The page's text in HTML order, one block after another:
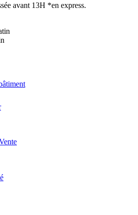
avant 13H *en express.